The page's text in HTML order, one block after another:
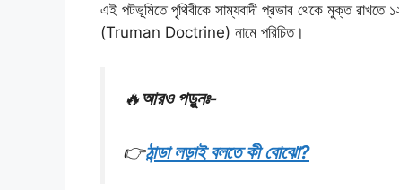
এই পটভূমিতে পৃথিবীকে সাম্যবাদী প্রভাব থেকে মুক্ত রাখতে
(Truman Doctrine) নামে পরিচিত।
🔥আরও পড়ুনঃ-
👉ঠান্ডা লড়াই বলতে কী বোঝো?